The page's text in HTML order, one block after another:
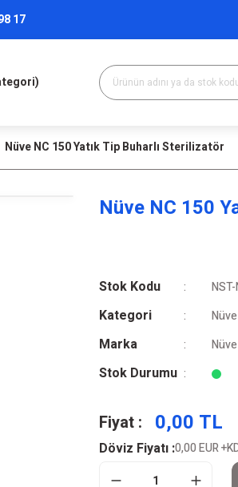
17
Nüve NC 150 Yatık Tip Buharlı Sterilizatör
Nüve NC 150
Stok Kodu
Kategori Nüve
Marka
Stok Durumu
Fiyat : 0,00 TL
Döviz Fiyatı :0,00 EUR